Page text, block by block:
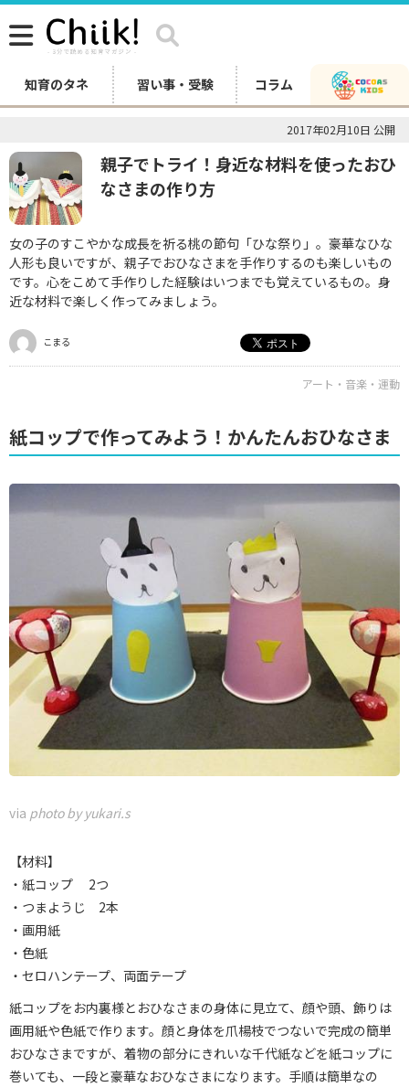
知育のタネ 習い事・受験 コラム
2017年02月10日 公開
親子でトライ！身近な材料を使ったおひ
なさまの作り方
女の子のすこやかな成長を祈る桃の節句「ひな祭り」。豪華なひな
人形も良いですが、親子でおひなさまを手作りするのも楽しいもの
です。心をこめて手作りした経験はいつまでも覚えているもの。身
近な材料で楽しく作ってみましょう。
こまる
アート・音楽・運動
紙コップで作ってみよう！かんたんおひなさま
via photo by yukari.s
【材料】
・紙コップ 2つ
・つまようじ 2本
・画用紙
・色紙
・セロハンテープ、両面テープ
紙コップをお内裏様とおひなさまの身体に見立て、顔や頭、飾りは
画用紙や色紙で作ります。顔と身体を爪楊枝でつないで完成の簡単
おひなさまですが、着物の部分にきれいな千代紙などを紙コップに
巻いても、一段と豪華なおひなさまになります。手順は簡単なの